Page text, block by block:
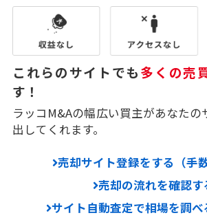
これらのサイトでも多くの売
す！
ラッコM&Aの幅広い買主があなたの
出してくれます。
売却サイト登録をする（手
売却の流れを確認す
サイト自動査定で相場を調べ